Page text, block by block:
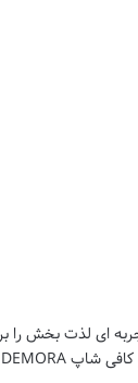
ای لذت بخش را